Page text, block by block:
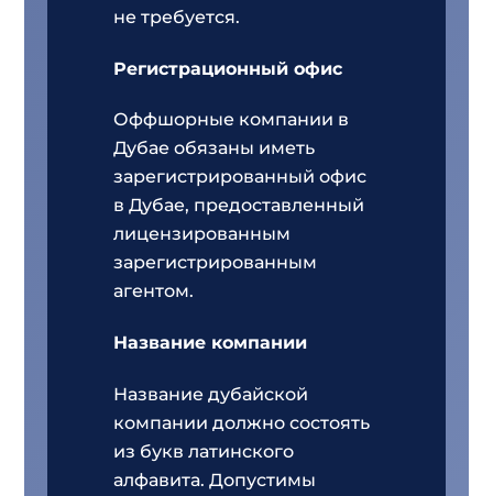
не требуется.
Регистрационный офис
Оффшорные компании в
Дубае обязаны иметь
зарегистрированный офис
в Дубае, предоставленный
лицензированным
зарегистрированным
агентом.
Название компании
Название дубайской
компании должно состоять
из букв латинского
алфавита. Допустимы